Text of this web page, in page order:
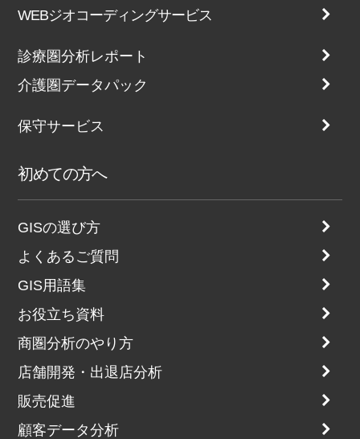
WEBジオコーディングサービス
診療圏分析レポート
介護圏データパック
保守サービス
初めての方へ
GISの選び方
よくあるご質問
GIS用語集
お役立ち資料
商圏分析のやり方
店舗開発・出退店分析
販売促進
顧客データ分析